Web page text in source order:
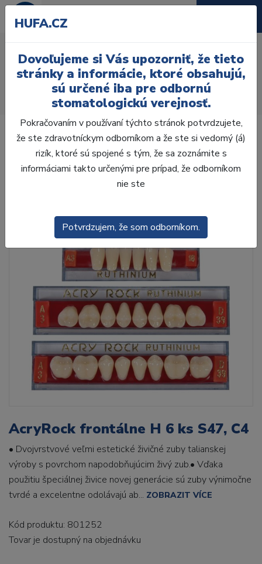
S47, C4
Zuby
AcryRock
AcryRock frontálne H 6 ks S47, C4
AcryRock frontálne H 6 ks S47, C4
• Dvojvrstvové veľmi estetické živičné zuby talianskej
výroby s povrchom napodobňujúcim živý zub.• Vďaka
použitiu špeciálnej živice novej generácie sú zuby výnimočne
tvrdé a excelentne odolávajú ab... ZOBRAZIT VÍCE
Kód produktu: 801252
Tovar je dostupný na objednávku
HUFA.CZ
Dovoľujeme si Vás upozorniť, že tieto
stránky a informácie, ktoré obsahujú,
sú určené iba pre odbornú
stomatologickú verejnosť.
Pokračovaním v používaní týchto stránok potvrdzujete,
že ste zdravotníckym odborníkom a že ste si vedomý (á)
rizík, ktoré sú spojené s tým, že sa zoznámite s
informáciami takto určenými pre prípad, že odborníkom
nie ste
Potvrdzujem, že som odborníkom.